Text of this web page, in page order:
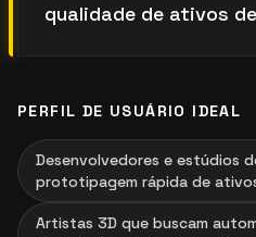
qualidade de ativos
PERFIL DE USUÁRIO IDEAL
Desenvolvedores e estúdios
prototipagem rápida de
Artistas 3D que buscam